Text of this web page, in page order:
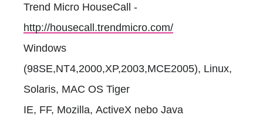
Trend Micro HouseCall -
http://housecall.trendmicro.com/
Windows
(98SE,NT4,2000,XP,2003,MCE2005), Linux,
Solaris, MAC OS Tiger
IE, FF, Mozilla, ActiveX nebo Java